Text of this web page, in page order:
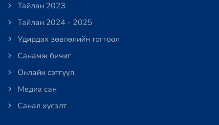
Тайлан 2023
Тайлан 2024 - 2025
Удирдах зөвлөлийн тогтоол
Санамж бичиг
Онлайн сэтгүүл
Медиа сан
Санал хүсэлт